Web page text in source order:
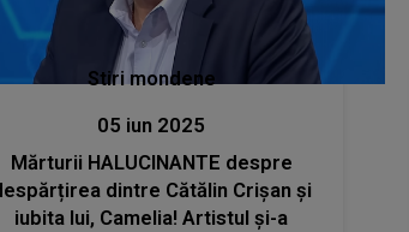
Stiri mondene
05 iun 2025
Mărturii HALUCINANTE despre
dintre Cătălin Crișan și
iubita lui, Camelia! Artistul și-a